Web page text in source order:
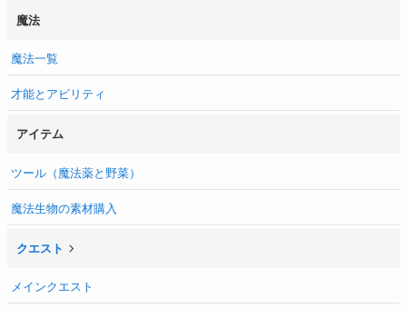
魔法
魔法一覧
才能とアビリティ
アイテム
ツール（魔法薬と野菜）
魔法生物の素材購入
クエスト
メインクエスト